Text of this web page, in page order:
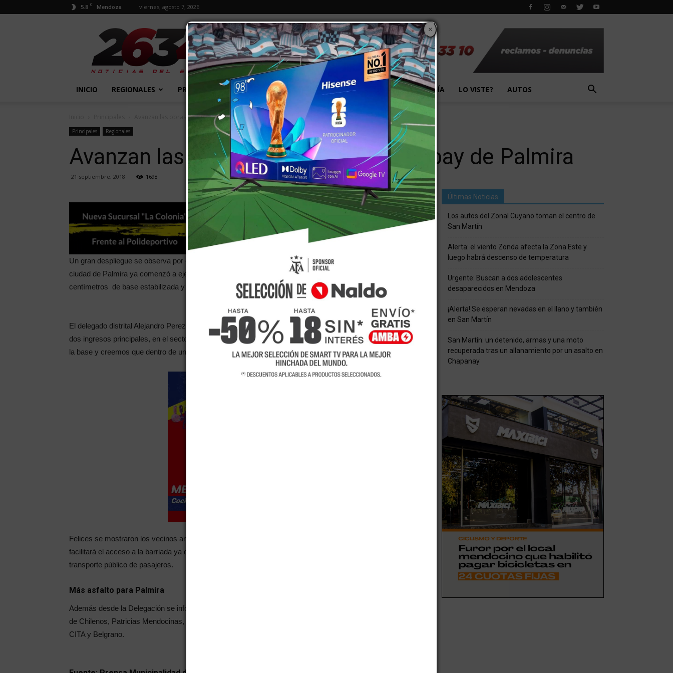
5.8 C Mendoza viernes, agosto 7, 2026
2634
Diario
INICIO REGIONALES PROVINCIALES EXTRA! MUNDO PAÍS EVENTOS TECNOLOGÍA LO VISTE? AUTOS
Avanzan las obras en el Barrio Aguaribay de Palmira
Principales Regionales
Avanzan las obras en el Barrio Aguaribay de Palmira
21 septiembre, 2018 1698
Un gran despliegue se observa por estos días en el popular barrio Aguaribay, es que en este sector de la
ciudad de Palmira ya comenzó a ejecutarse el movimiento de suelo, armado de base de calles con 20
centímetros de base estabilizada y la posterior imprimación asfáltica.
El delegado distrital Alejandro Perez afirmó: “Ya comenzamos los trabajos en el barrio, el mismo posee
dos ingresos principales, en el sector norte ya se realizó la imprimación y en la parte sur trabajamos sobre
la base y creemos que dentro de unos 20 días podremos estar tirando el asfalto.
Felices se mostraron los vecinos ante la concreción de este proyecto que mejorará su calidad de vida y
facilitará el acceso a la barriada ya que los trabajos realizados se realizan en las arterias que recorre el
transporte público de pasajeros.
Más asfalto para Palmira
Además desde la Delegación se informó que el Plan de Asfalto se sigue ejecutando en las calles Cadetes
de Chilenos, Patricias Mendocinas, José V. Zapata, W. Lencinas, Obreros Ferroviarios y en los barrios
CITA y Belgrano.
×
Últimas Noticias
Los autos del Zonal Cuyano toman el centro de
San Martín
Alerta: el viento Zonda afecta la Zona Este y
luego habrá descenso de temperatura
Urgente: Buscan a dos adolescentes
desaparecidos en Mendoza
¡Alerta! Se esperan nevadas en el llano y también
en San Martín
San Martín: un detenido, armas y una moto
recuperada tras un allanamiento por un asalto en
Chapanay